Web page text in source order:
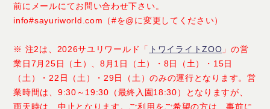
前にメールにてお問い合わせ下さい。
info#sayuriworld.com（#を@に変更してください）
※ 注2は、2026サユリワールド「 トワイライトZOO 」の営
業日7月25日（土）、8月1日（土）・8日（土）・15日
（土）・22日（土）・29日（土）のみの運行となります。営
業時間は、9:30～19:30（最終入園18:30）となりますが、
雨天時は、中止となります。ご利用をご希望の方は、事前に